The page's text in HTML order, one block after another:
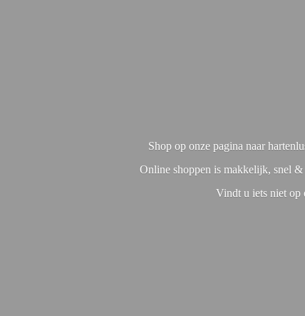
Shop op onze pagina naar
Online shoppen is makkelijk, snel
Vindt u iets niet op